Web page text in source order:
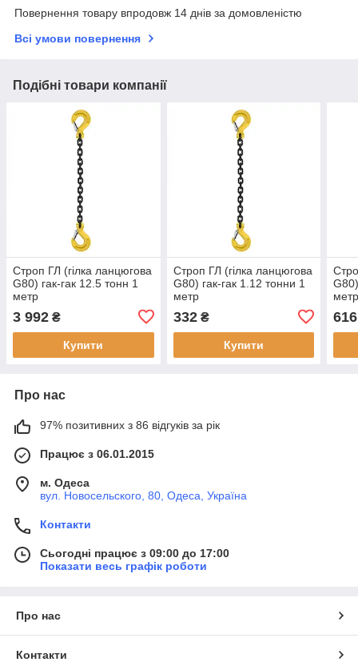
Повернення товару впродовж 14 днів за домовленістю
Всі умови повернення
Подібні товари компанії
Строп ГЛ (гілка ланцюгова
G80) гак-гак 12.5 тонн 1
метр
3 992 ₴
Купити
Строп ГЛ (гілка ланцюгова
G80) гак-гак 1.12 тонни 1
метр
332₴
Купити
616
Про нас
97% позитивних з 86 відгуків за рік
Працює з 06.01.2015
м. Одеса
вул. Новосельского, 80, Одеса, Україна
Контакти
Сьогодні працює з 09:00 до 17:00
Показати весь графік роботи
Про нас
Контакти